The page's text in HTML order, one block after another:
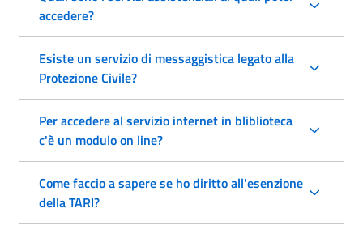
accedere?
Esiste un servizio di messaggistica legato alla
Protezione Civile?
Per accedere al servizio internet in bliblioteca
c'è un modulo on line?
Come faccio a sapere se ho diritto all'esenzione
della TARI?